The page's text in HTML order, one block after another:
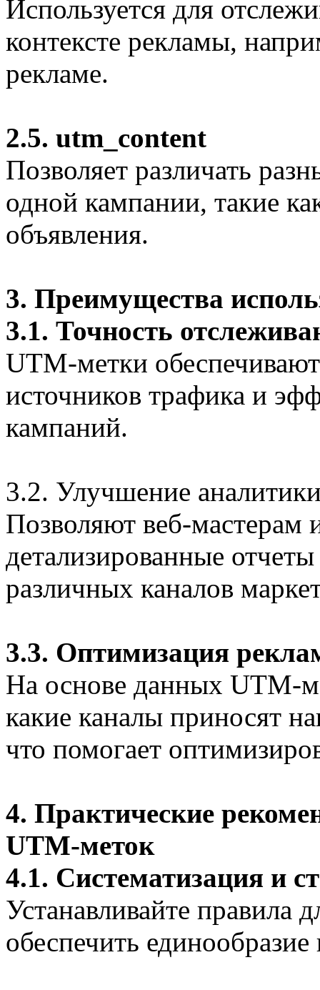
Используется для
контексте рекламы,
рекламе.
2.5. utm_content
Позволяет различать
одной кампании, такие
объявления.
3. Преимущества
3.1. Точность
UTM-метки
источников трафика и
кампаний.
3.2. Улучшение
Позволяют веб-мастерам
детализированные
различных каналов
3.3. Оптимизация
На основе данных UTM-
какие каналы приносят
что помогает
4. Практические
UTM-меток
4.1. Систематизация и
Устанавливайте правила
обеспечить